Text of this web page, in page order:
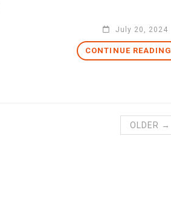
July 20, 2024
CONTINUE READING
OLDER →